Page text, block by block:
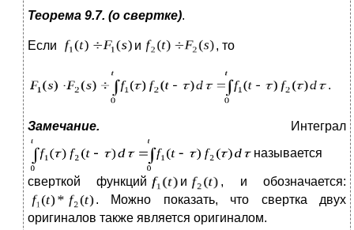
Теорема 9.7. (о свертке).
Если и , то
.
Замечание. Интеграл
называется
сверткой функций и
, и обозначается:
. Можно показать, что свертка двух
оригиналов также является оригиналом.